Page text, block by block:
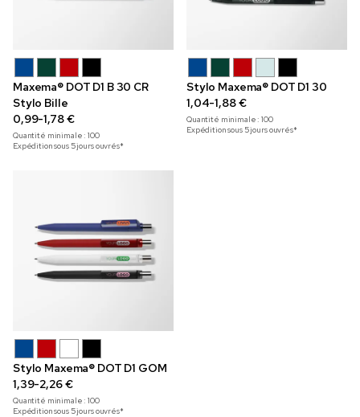
Maxema® DOT D1 B 30 CR
Stylo Bille
0,99-1,78 €
Quantité minimale :100
Expédition sous 5 jours ouvrés*
Stylo Maxema® DOT D1 30
1,04-1,88 €
Quantité minimale :100
Expédition sous 5 jours ouvrés*
Stylo Maxema® DOT D1 GOM
1,39-2,26 €
Quantité minimale :100
Expédition sous 5 jours ouvrés*